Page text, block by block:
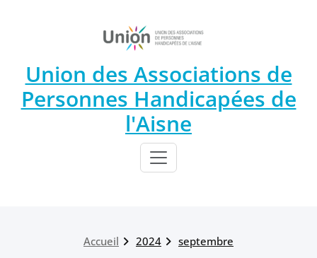
Union des Associations de
Personnes Handicapées de
l'Aisne
Accueil 2024 septembre